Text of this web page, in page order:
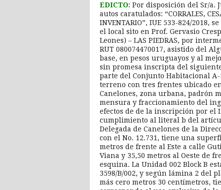
EDICTO: Por disposición del Sr/a.
autos caratulados: “CORRALES,
INVENTARIO”, IUE 533-824/2018,
el local sito en Prof. Gervasio
Leones) – LAS PIEDRAS, por
RUT 080074470017, asistido del
base, en pesos uruguayos y al
sin promesa inscripta del
parte del Conjunto Habitacional
terreno con tres frentes ubicado
Canelones, zona urbana, padrón
mensura y fraccionamiento del
efectos de de la inscripción por el
cumplimiento al literal b del
Delegada de Canelones de la
con el No. 12.731, tiene una
metros de frente al Este a calle
Viana y 35,50 metros al Oeste de
esquina. La Unidad 002 Block B
3598/B/002, y según lámina 2 del
más cero metros 30 centímetros,